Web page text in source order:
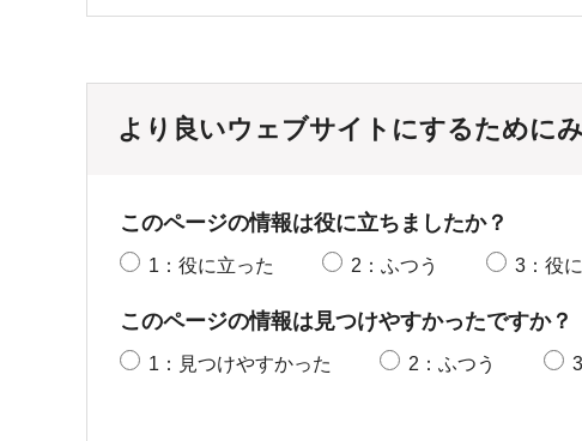
より良いウェブサイトにするために
このページの情報は役に立ちましたか？
1：役に立った 2：ふつう 3：役
このページの情報は見つけやすかったですか？
1：見つけやすかった 2：ふつう